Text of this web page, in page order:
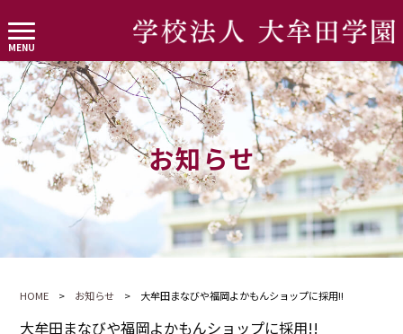
お知らせ
HOME > お知らせ > 大牟田まなびや福岡よかもんショップに採用!!
大牟田まなびや福岡よかもんショップに採用!!